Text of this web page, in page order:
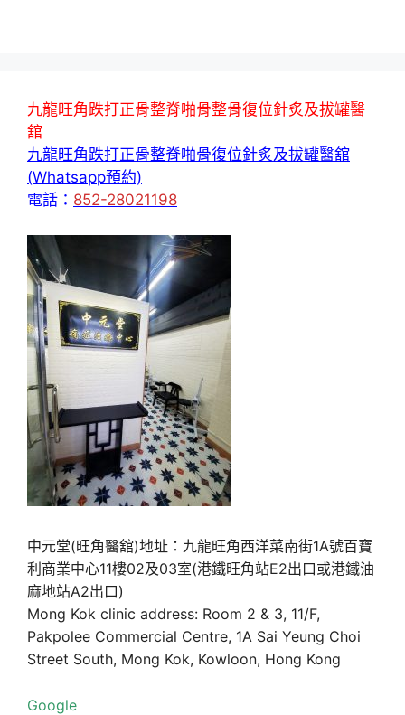
九龍旺角跌打正骨整脊啪骨整骨復位針炙及拔罐醫
舘
九龍旺角跌打正骨整脊啪骨復位針炙及拔罐醫舘
(Whatsapp預約)
電話： 852-28021198
中元堂(旺角醫舘)地址：九龍旺角西洋菜南街1A號百寶
利商業中心11樓02及03室(港鐵旺角站E2出口或港鐵油
麻地站A2出口)
Mong Kok clinic address: Room 2 & 3, 11/F,
Pakpolee Commercial Centre, 1A Sai Yeung Choi
Street South, Mong Kok, Kowloon, Hong Kong
Google